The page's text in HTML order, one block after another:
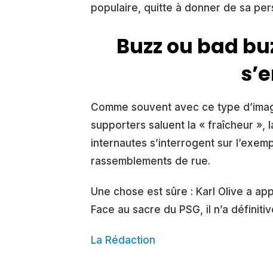
populaire, quitte à donner de sa
Buzz ou bad
Comme souvent avec ce type
supporters saluent la « fraîcheur »,
internautes s’interrogent sur
rassemblements de rue.
Une chose est sûre : Karl Olive a
Face au sacre du PSG, il n’a
La Rédaction